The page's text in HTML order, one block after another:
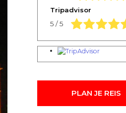
Tripadvisor
5 / 5 5.0 rating based
PLAN JE REIS